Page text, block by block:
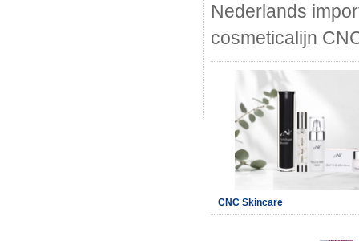
Nederlands
cosmeticalijn
CNC Skincare